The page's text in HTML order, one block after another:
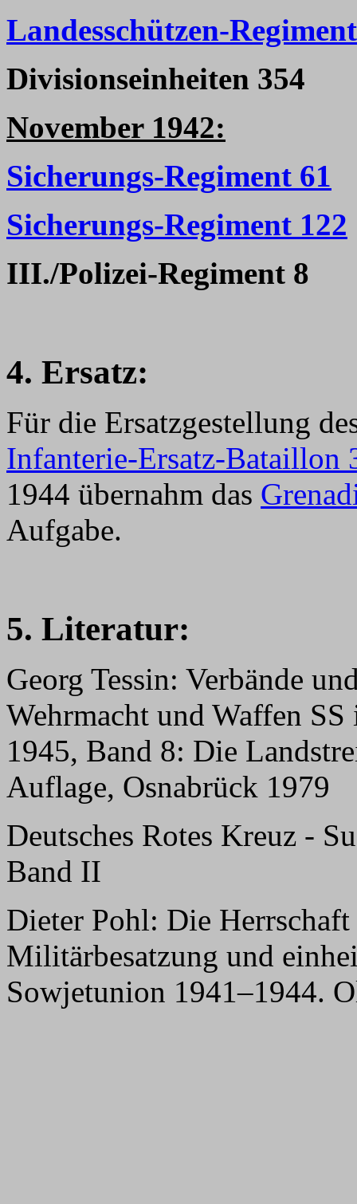
Landesschützen-
Divisionseinheiten 354
November 1942:
Sicherungs-Regiment 61
Sicherungs-Regiment 122
III./Polizei-Regiment 8
4. Ersatz:
Für die Ersatzgestellung
Infanterie-Ersatz-Bataillon
1944 übernahm das
Aufgabe.
5. Literatur:
Georg Tessin: Verbände
Wehrmacht und Waffen
1945, Band 8: Die
Auflage, Osnabrück 1979
Deutsches Rotes Kreuz -
Band II
Dieter Pohl: Die
Militärbesatzung und
Sowjetunion 1941–1944.